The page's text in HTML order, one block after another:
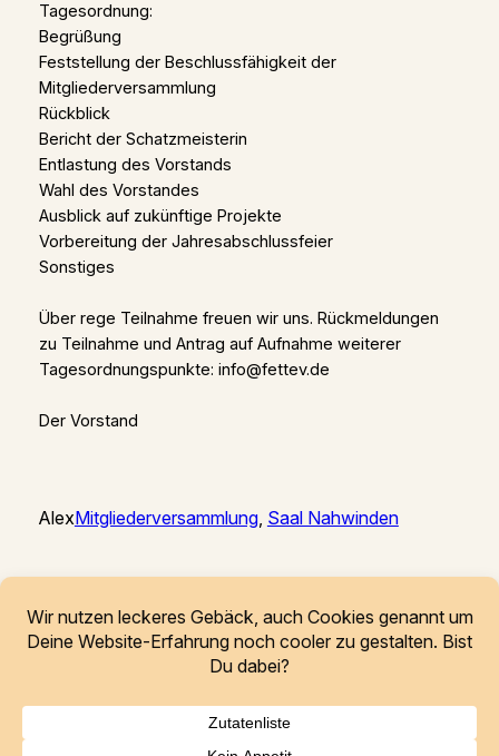
Tagesordnung:
Begrüßung
Feststellung der Beschlussfähigkeit der
Mitgliederversammlung
Rückblick
Bericht der Schatzmeisterin
Entlastung des Vorstands
Wahl des Vorstandes
Ausblick auf zukünftige Projekte
Vorbereitung der Jahresabschlussfeier
Sonstiges
Über rege Teilnahme freuen wir uns. Rückmeldungen
zu Teilnahme und Antrag auf Aufnahme weiterer
Tagesordnungspunkte: info@fettev.de
Der Vorstand
AlexMitgliederversammlung, Saal Nahwinden
Thüringen e.V.